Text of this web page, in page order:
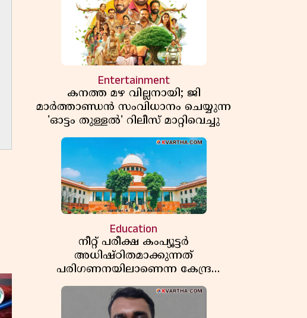
Entertainment
കനത്ത മഴ വില്ലനായി; ജി
മാർത്താണ്ഡൻ സംവിധാനം ചെയ്യുന്ന
'ഓട്ടം തുള്ളൽ' റിലീസ് മാറ്റിവെച്ചു
Education
നീറ്റ് പരീക്ഷ കംപ്യൂട്ടർ
അധിഷ്ഠിതമാക്കുന്നത്
പരിഗണനയിലാണെന്ന കേന്ദ്ര
സർക്കാരിൻ്റെ സത്യവാങ്മൂലത്തിൽ
മറുപടി നൽകാൻ ഹർജിക്കാരോട്
സുപ്രീംകോടതി